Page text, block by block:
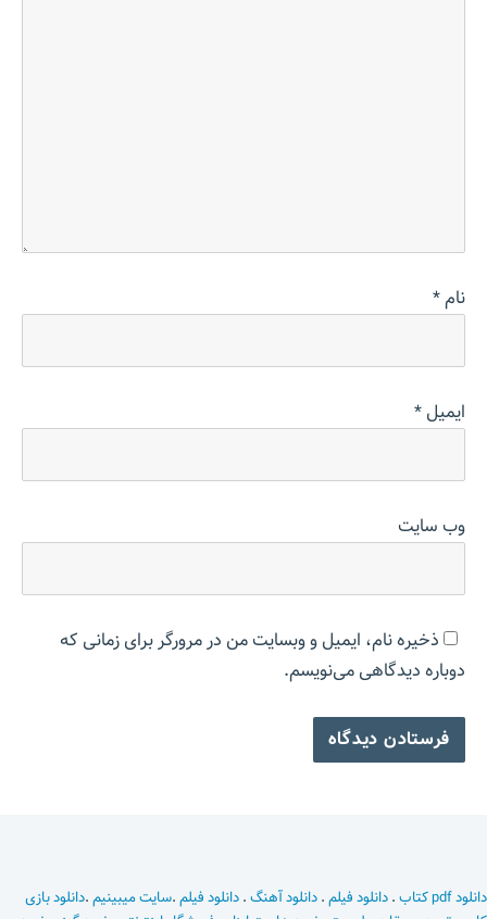
نام*
ایمیل*
وب‌ سایت
ذخیره نام، ایمیل و وبسایت من در مرورگر برای زمانی که
دوباره دیدگاهی می‌نویسم.
دانلود pdf کتاب .دانلود فیلم.دانلود آهنگ.دانلود فیلم.سایت میبینیم.دانلود بازی